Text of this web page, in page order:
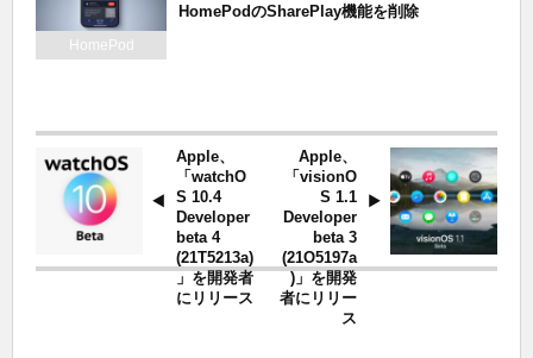
HomePod
HomePodのSharePlay機能を削除
Apple、
「watchO
S 10.4
Developer
beta 4
(21T5213a)
」を開発者
にリリース
Apple、
「visionO
S 1.1
Developer
beta 3
(21O5197a
)」を開発
者にリリー
ス